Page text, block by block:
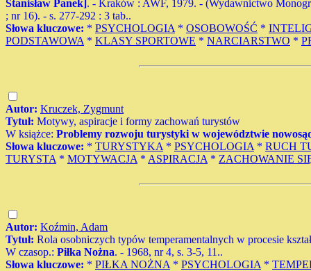
Stanisław Panek] . - Kraków : AWF, 1979. - (Wydawnictwo
; nr 16). - s. 277-292 : 3 tab..
Słowa kluczowe: * PSYCHOLOGIA * OSOBOWOŚĆ *
PODSTAWOWA * KLASY SPORTOWE * NARCIARSTWO *
Autor: Kruczek, Zygmunt
Tytuł: Motywy, aspiracje i formy zachowań turystów
W książce: Problemy rozwoju turystyki w województwie
Słowa kluczowe: * TURYSTYKA * PSYCHOLOGIA * RUCH
TURYSTA * MOTYWACJA * ASPIRACJA * ZACHOWANIE
Autor: Koźmin, Adam
Tytuł: Rola osobniczych typów temperamentalnych w procesie
W czasop.: Piłka Nożna. - 1968, nr 4, s. 3-5, 11..
Słowa kluczowe: * PIŁKA NOŻNA * PSYCHOLOGIA *